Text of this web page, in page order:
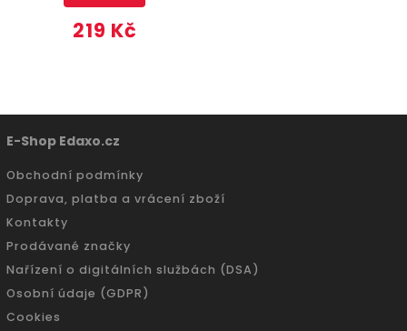
219 Kč
E-Shop Edaxo.cz
Obchodní podmínky
Doprava, platba a vrácení zboží
Kontakty
Prodávané značky
Nařízení o digitálních službách (DSA)
Osobní údaje (GDPR)
Cookies